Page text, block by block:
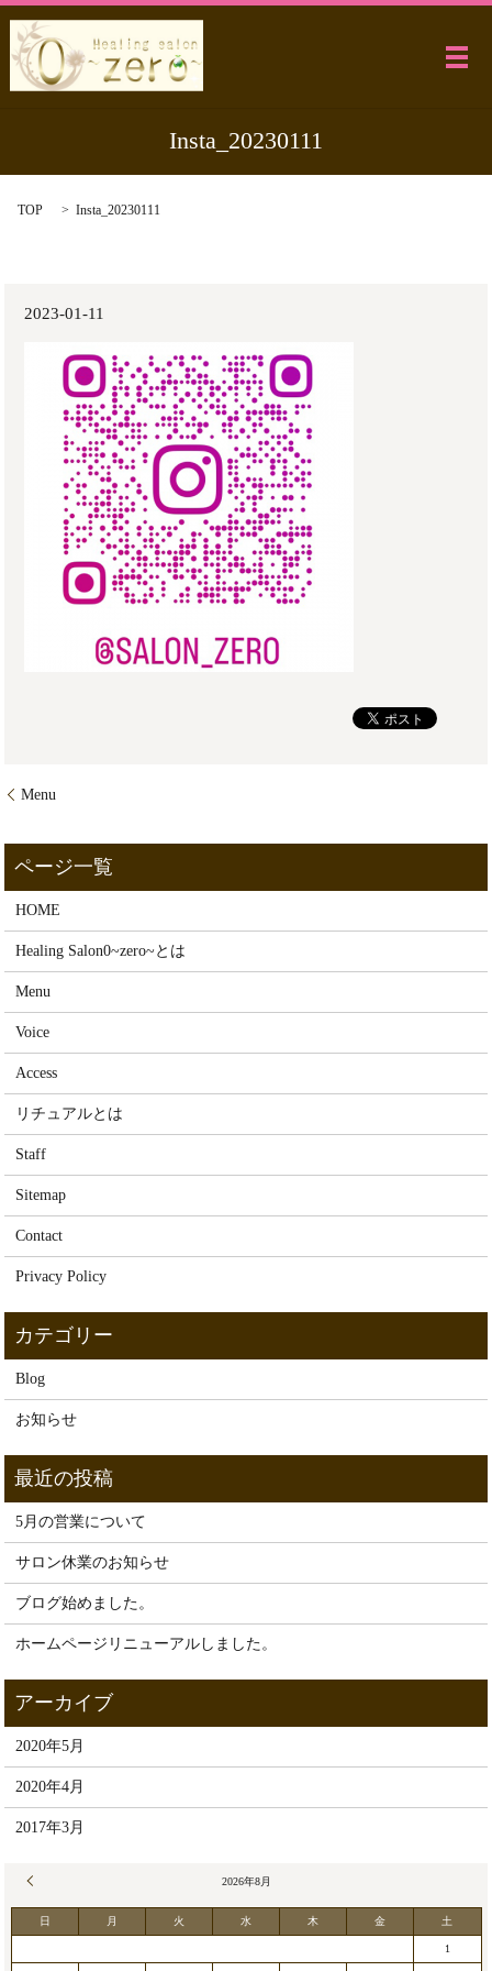
メ
Insta_20230111
TOP Insta_20230111
2023-01-11
Menu
HOME
Healing Salon0~zero~とは
Menu
Voice
Access
リチュアルとは
Staff
Sitemap
Contact
Privacy Policy
Blog
お知らせ
5月の営業について
サロン休業のお知らせ
ブログ始めました。
ホームページリニューアルしました。
2020年5月
2020年4月
2017年3月
2026年8月
日 月 火 水 木 金 土
1